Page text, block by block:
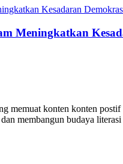
Meningkatkan
memuat konten konten
membangun budaya